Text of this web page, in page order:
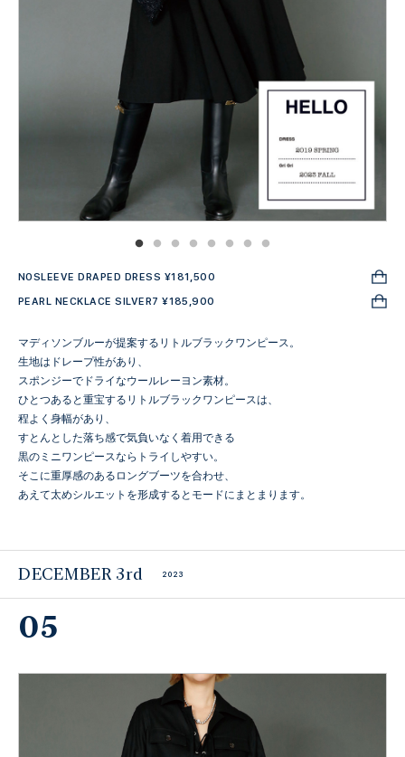
NOSLEEVE DRAPED DRESS ¥181,500
PEARL NECKLACE SILVER7 ¥185,900
マディソンブルーが提案するリトルブラックワンピース。
生地はドレープ性があり、
スポンジーでドライなウールレーヨン素材。
ひとつあると重宝するリトルブラックワンピースは、
程よく身幅があり、
すとんとした落ち感で気負いなく着用できる
黒のミニワンピースならトライしやすい。
そこに重厚感のあるロングブーツを合わせ、
あえて太めシルエットを形成するとモードにまとまります。
DECEMBER 3rd 2023
05